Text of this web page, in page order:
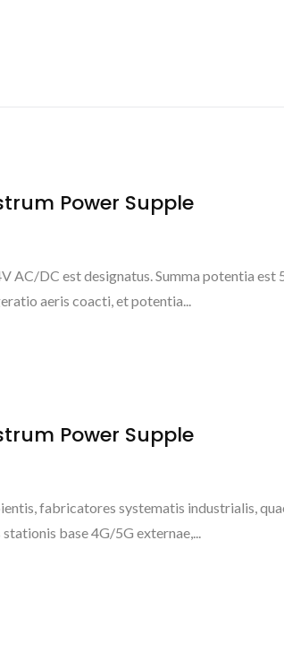
Power Supple
AC/DC est designatus. Summa potentia est
aeris coacti, et potentia...
Power Supple
fabricatores systematis industrialis,
base 4G/5G externae,...